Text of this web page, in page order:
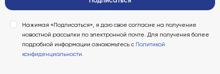
Нажимая «Подписаться», я даю свое согласие на получение
новостной рассылки по электронной почте. Для получения более
подробной информации ознакомьтесь с Политикой
конфиденциальности.